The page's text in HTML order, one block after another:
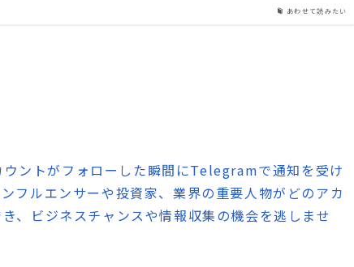
あわせて読みたい
ントがフォローした瞬間にTelegramで通知を受け
フルエンサーや投資家、業界の重要人物がどのアカ
、ビジネスチャンスや情報収集の機会を逃しませ